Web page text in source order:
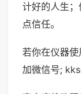
计好的人生
点信任。
若你在仪器
加微信号;